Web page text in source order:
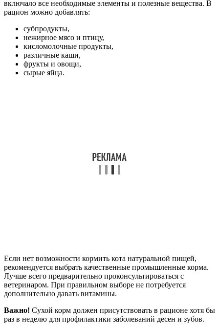
включало все необходимые элементы и полезные вещества. В
рацион можно добавлять:
субпродукты,
нежирное мясо и птицу,
кисломолочные продукты,
различные каши,
фрукты и овощи,
сырые яйца.
Если нет возможности кормить кота натуральной пищей,
рекомендуется выбрать качественные промышленные корма.
Лучше всего предварительно проконсультироваться с
ветеринаром. При правильном выборе не потребуется
дополнительно давать витамины.
Важно! Сухой корм должен присутствовать в рационе хотя бы
раз в неделю для профилактики заболеваний десен и зубов.